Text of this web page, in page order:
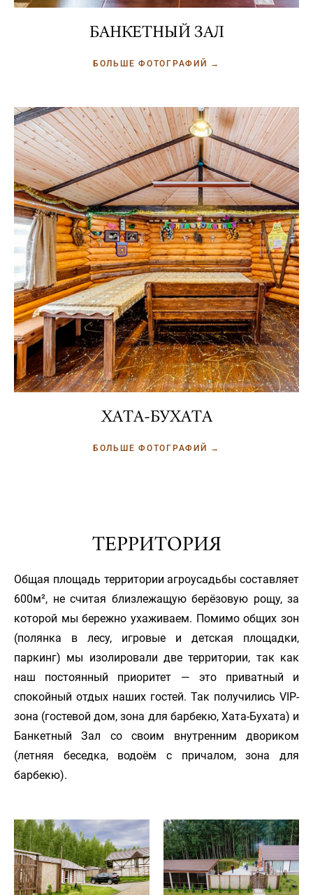
БАНКЕТНЫЙ ЗАЛ
БОЛЬШЕ ФОТОГРАФИЙ →
ХАТА-БУХАТА
БОЛЬШЕ ФОТОГРАФИЙ →
ТЕРРИТОРИЯ
Общая площадь территории агроусадьбы составляет
600м², не считая близлежащую берёзовую рощу, за
которой мы бережно ухаживаем. Помимо общих зон
(полянка в лесу, игровые и детская площадки,
паркинг) мы изолировали две территории, так как
наш постоянный приоритет — это приватный и
спокойный отдых наших гостей. Так получились VIP-
зона (гостевой дом, зона для барбекю, Хата-Бухата) и
Банкетный Зал со своим внутренним двориком
(летняя беседка, водоём с причалом, зона для
барбекю).